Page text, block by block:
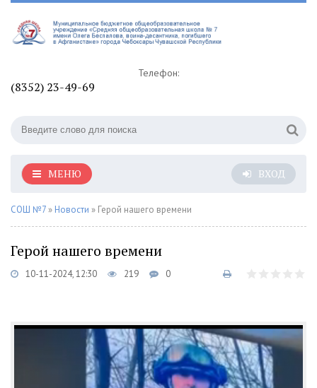
Телефон:
(8352) 23-49-69
ВХОД
МЕНЮ
СОШ №7 » Новости » Герой нашего времени
Герой нашего времени
10-11-2024, 12:30 219 0